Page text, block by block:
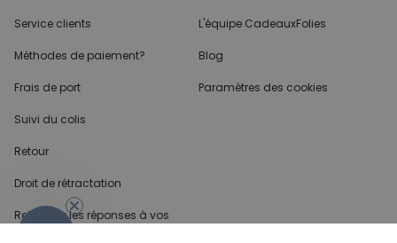
Service clients
Méthodes de paiement?
Frais de port
Suivi du colis
Retour
Droit de rétractation
Retrouvez les réponses à vos
L'équipe CadeauxFolies
Blog
Paramètres des cookies